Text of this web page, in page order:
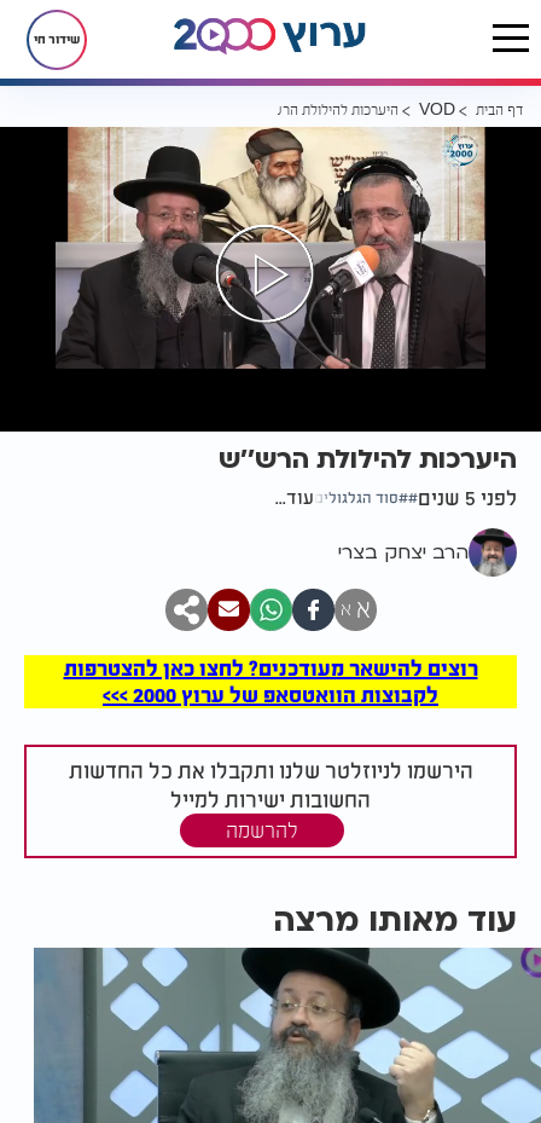
שידור חי
דף הבית VOD היערכות להילולת הרש''ש
היערכות להילולת הרש''ש
לפני 5 שנים סוד הגלגוליםעוד...
הרב יצחק בצרי
א א
רוצים להישאר מעודכנים? לחצו כאן להצטרפות
לקבוצות הוואטסאפ של ערוץ 2000 >>>
הירשמו לניוזלטר שלנו ותקבלו את כל החדשות
החשובות ישירות למייל
להרשמה
עוד מאותו מרצה